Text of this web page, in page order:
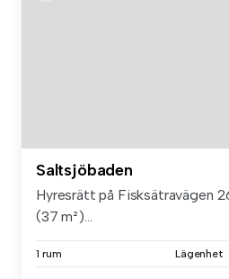
Saltsjöbaden
Hyresrätt på Fisksätravägen
(37 m²)...
1 rum Lägenhet